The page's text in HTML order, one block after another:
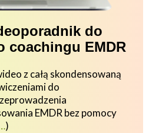
do
coachingu EMDR
z całą skondensowaną
do
EMDR bez pomocy
)